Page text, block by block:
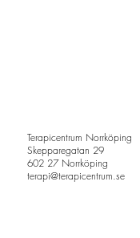
Terapicentrum Norrköping
Skepparegatan 29
602 27 Norrköping
terapi@terapicentrum.se